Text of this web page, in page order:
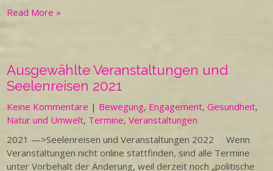
Read More »
Ausgewählte Veranstaltungen und
Seelenreisen 2021
Keine Kommentare | Bewegung, Engagement,Gesundheit,
Natur und Umwelt, Termine,Veranstaltungen
2021 —>Seelenreisen und Veranstaltungen 2022 Wenn
Veranstaltungen nicht online stattfinden, sind alle Termine
unter Vorbehalt der Änderung, weil derzeit noch „politische